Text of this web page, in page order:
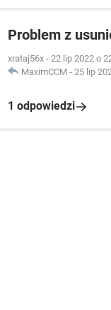
Problem z
xrataj56x - 22 lip 2022 o
MaximCCM - 25 lip
1 odpowiedzi